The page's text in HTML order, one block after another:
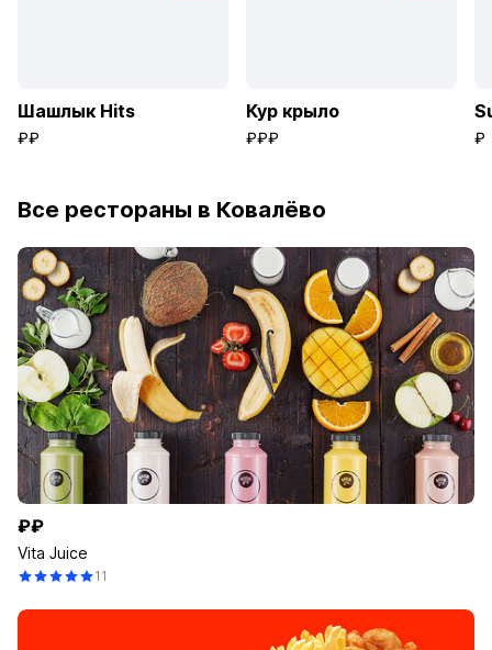
Шашлык Hits
₽₽
Кур крыло
₽₽₽ ₽
Все рестораны в Ковалёво
₽₽
Vita Juice
11